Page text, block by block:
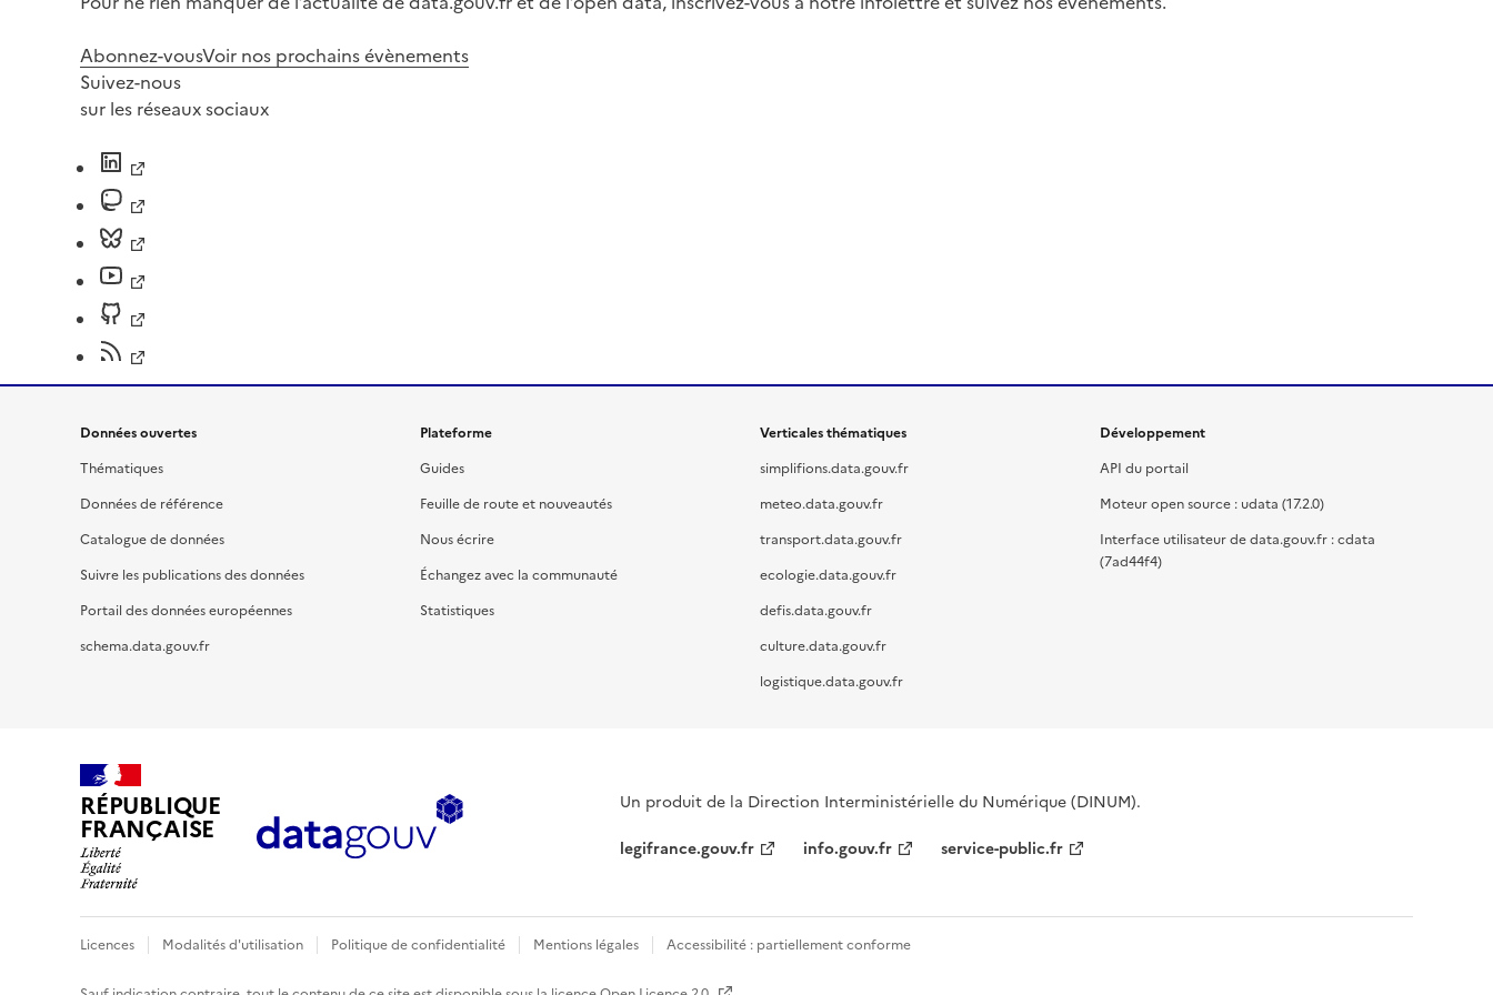
Abonnez-vousVoir nos prochains évènements
Suivez-nous
sur les réseaux sociaux
Données ouvertes
Thématiques
Données de référence
Catalogue de données
Suivre les publications des données
Portail des données européennes
schema.data.gouv.fr
Plateforme
Guides
Feuille de route et nouveautés
Nous écrire
Échangez avec la communauté
Statistiques
Verticales thématiques
simplifions.data.gouv.fr
meteo.data.gouv.fr
transport.data.gouv.fr
ecologie.data.gouv.fr
defis.data.gouv.fr
culture.data.gouv.fr
logistique.data.gouv.fr
Développement
API du portail
Moteur open source : udata (17.2.0)
Interface utilisateur de data.gouv.fr : cdata
(7ad44f4)
RÉPUBLIQUE
FRANÇAISE
Un produit de la Direction Interministérielle du Numérique (DINUM).
legifrance.gouv.fr
info.gouv.fr service-public.fr
Licences Modalités d'utilisation Politique de confidentialité Mentions légales Accessibilité : partiellement conforme